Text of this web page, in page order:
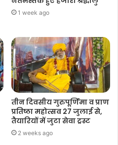
1 week ago
तीन दिवसीय गुरुपूर्णिमा व प्राण
प्रतिष्ठा महोत्सव 27 जुलाई से,
तैयारियों में जुटा सेवा ट्रस्ट
2 weeks ago